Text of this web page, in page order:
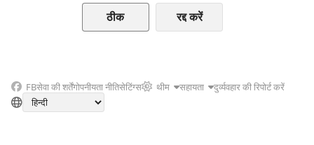
रद्द करें
FBसेवा की शर्तेंगोपनीयता नीतिसेटिंग्स थीम सहायता दुर्व्यवहार की रिपोर्ट करें